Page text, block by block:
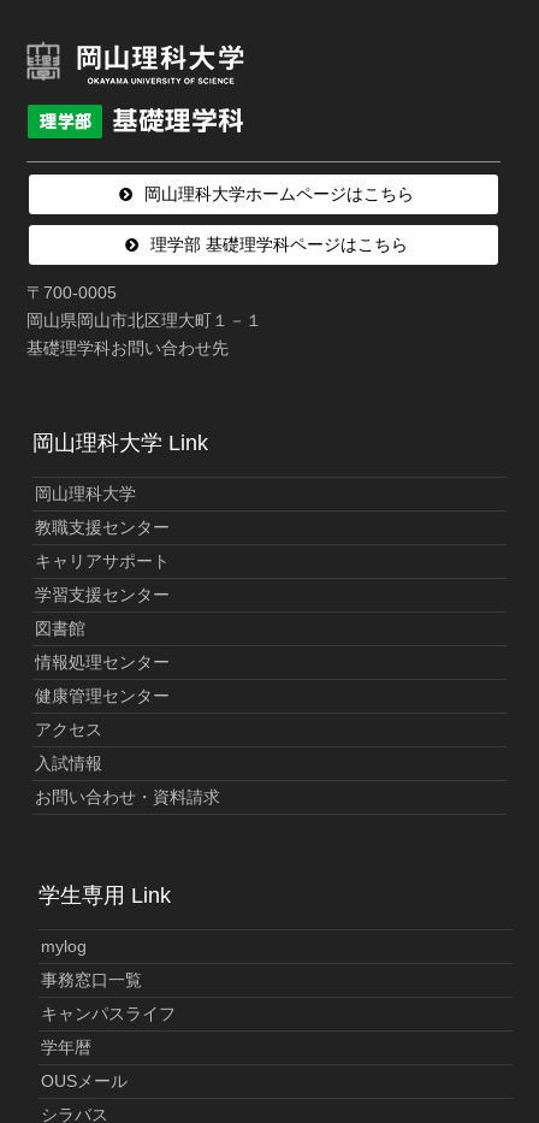
岡山理科大学ホームページはこちら
理学部 基礎理学科ページはこちら
〒700-0005
岡山県岡山市北区理大町１－１
基礎理学科お問い合わせ先
岡山理科大学 Link
岡山理科大学
教職支援センター
キャリアサポート
学習支援センター
図書館
情報処理センター
健康管理センター
アクセス
入試情報
お問い合わせ・資料請求
学生専用 Link
mylog
事務窓口一覧
キャンパスライフ
学年暦
OUSメール
シラバス